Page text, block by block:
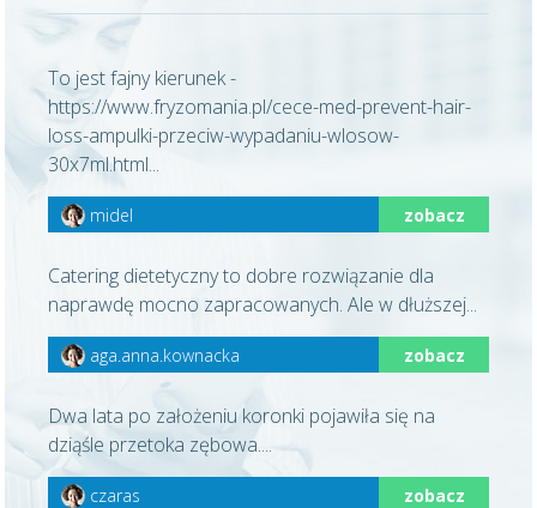
To jest fajny kierunek -
https://www.fryzomania.pl/cece-med-prevent-hair-
loss-ampulki-przeciw-wypadaniu-wlosow-
30x7ml.html...
midel zobacz
Catering dietetyczny to dobre rozwiązanie dla
naprawdę mocno zapracowanych. Ale w dłuższej...
aga.anna.kownacka zobacz
Dwa lata po założeniu koronki pojawiła się na
dziąśle przetoka zębowa....
czaras zobacz